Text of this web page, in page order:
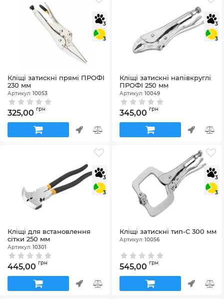
3
3
Кліщі затискні прямі ПРОФІ
230 мм
Артикул: 10053
325,00 грн
3
3
Кліщі затискні напівкруглі
ПРОФІ 250 мм
Артикул: 10049
345,00 грн
3
3
Кліщі для встановлення
сітки 250 мм
Артикул: 10301
445,00 грн
3
3
Кліщі затискні тип-С 300 мм
Артикул: 10056
545,00 грн